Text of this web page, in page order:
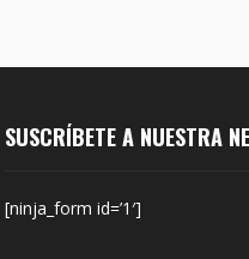
SUSCRÍBETE A NUESTRA
[ninja_form id=’1′]